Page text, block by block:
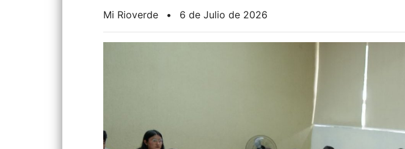
Mi Rioverde • 6 de Julio de 2026